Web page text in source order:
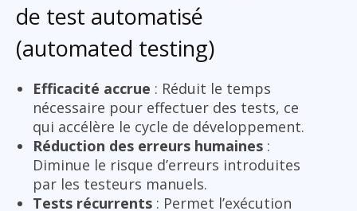
de test automatisé
(automated testing)
Efficacité accrue : Réduit le temps
nécessaire pour effectuer des tests, ce
qui accélère le cycle de développement.
Réduction des erreurs humaines :
Diminue le risque d’erreurs introduites
par les testeurs manuels.
Tests récurrents : Permet l’exécution